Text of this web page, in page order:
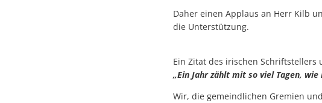
Daher einen Applaus an Herr Kilb
die Unterstützung.
Ein Zitat des irischen Schriftstellers
„Ein Jahr zählt mit so viel Tagen,
Wir, die gemeindlichen Gremien